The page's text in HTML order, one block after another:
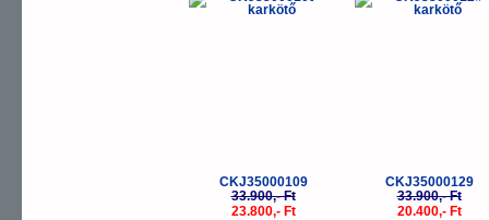
CKJ35000109
33.900,- Ft
23.800,- Ft
CKJ35000129
33.900,- Ft
20.400,- Ft